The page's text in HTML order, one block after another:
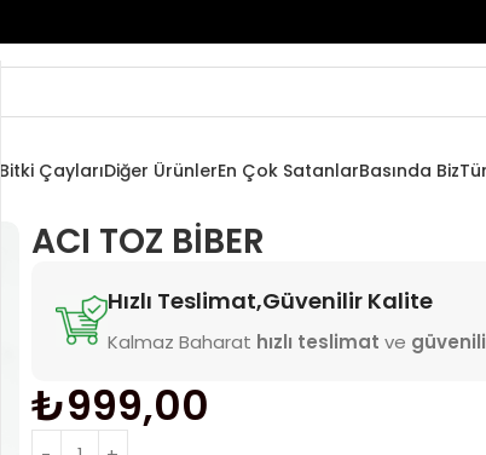
Bitki ÇaylarıDiğer ÜrünlerEn Çok SatanlarBasında Biz
ACI TOZ BİBER
Hızlı Teslimat,Güvenilir Kalite
Kalmaz Baharat hızlı teslimat ve
₺999,00